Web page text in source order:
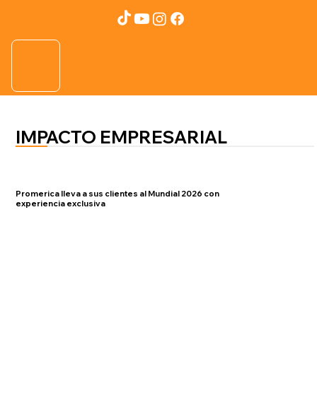
IMPACTO EMPRESARIAL
Promerica lleva a sus clientes al Mundial 2026 con
experiencia exclusiva